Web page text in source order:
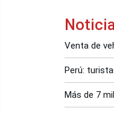
Venta de
Perú:
Más de 7